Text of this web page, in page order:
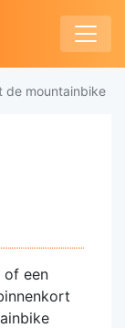
de mountainbike
of een